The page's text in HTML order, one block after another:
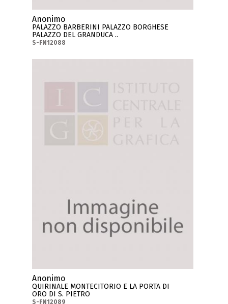
Anonimo
PALAZZO BARBERINI PALAZZO BORGHESE
PALAZZO DEL GRANDUCA ..
S-FN12088
Anonimo
QUIRINALE MONTECITORIO E LA PORTA DI
ORO DI S. PIETRO
S-FN12089